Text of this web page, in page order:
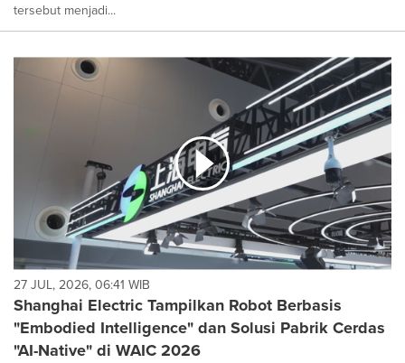
tersebut menjadi...
27 JUL, 2026, 06:41 WIB
Shanghai Electric Tampilkan Robot Berbasis
"Embodied Intelligence" dan Solusi Pabrik Cerdas
"AI-Native" di WAIC 2026